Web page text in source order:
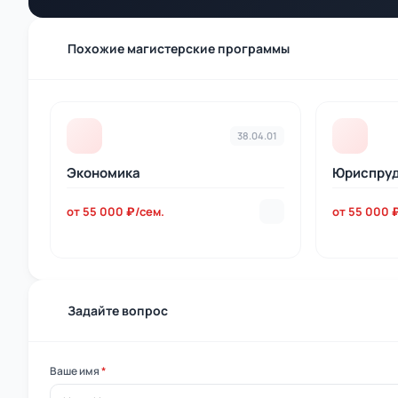
Похожие магистерские программы
38.04.01
Экономика
от 55 000 ₽/сем. от 55 000
Задайте вопрос
Ваше имя*